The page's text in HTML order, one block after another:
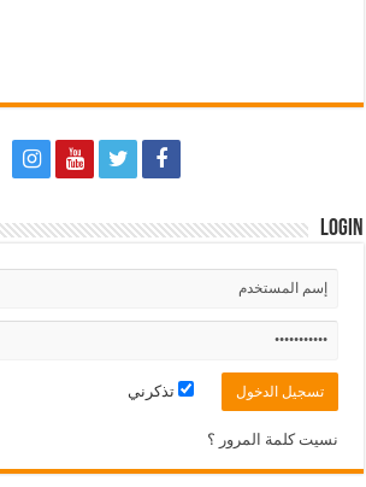
Login
تذكرني
نسيت كلمة المرور ؟